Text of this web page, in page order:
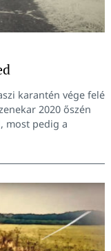
karantén vége felé
2020 őszén
most pedig a